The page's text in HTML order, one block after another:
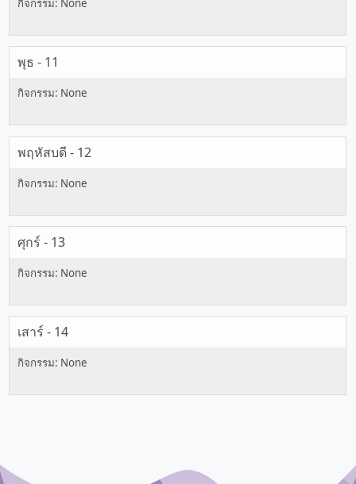
พุธ - 11
พฤหัสบดี - 12
ศุกร์ - 13
เสาร์ - 14